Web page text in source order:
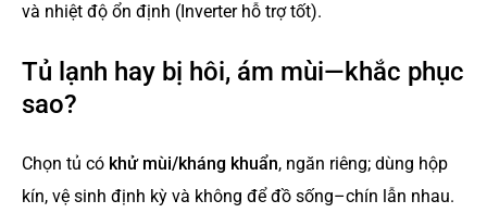
và nhiệt độ ổn định (Inverter hỗ trợ tốt).
Tủ lạnh hay bị hôi, ám mùi—khắc phục
sao?
Chọn tủ có khử mùi/kháng khuẩn, ngăn riêng; dùng hộp
kín, vệ sinh định kỳ và không để đồ sống–chín lẫn nhau.